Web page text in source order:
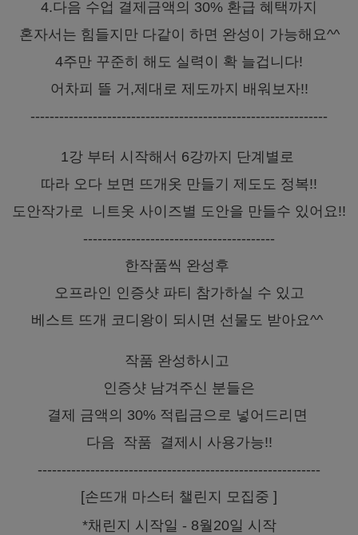
4.다음 수업 결제금액의 30% 환급 혜택까지
혼자서는 힘들지만 다같이 하면 완성이 가능해요^^
4주만 꾸준히 해도 실력이 확 늘겁니다!
어차피 뜰 거,제대로 제도까지 배워보자!!
--------------------------------------------------------------
1강 부터 시작해서 6강까지 단계별로
따라 오다 보면 뜨개옷 만들기 제도도 정복!!
도안작가로 니트옷 사이즈별 도안을 만들수 있어요!!
----------------------------------------
한작품씩 완성후
오프라인 인증샷 파티 참가하실 수 있고
베스트 뜨개 코디왕이 되시면 선물도 받아요^^
작품 완성하시고
인증샷 남겨주신 분들은
결제 금액의 30% 적립금으로 넣어드리면
다음 작품 결제시 사용가능!!
-----------------------------------------------------------
[손뜨개 마스터 챌린지 모집중 ]
*채린지 시작일 - 8월20일 시작